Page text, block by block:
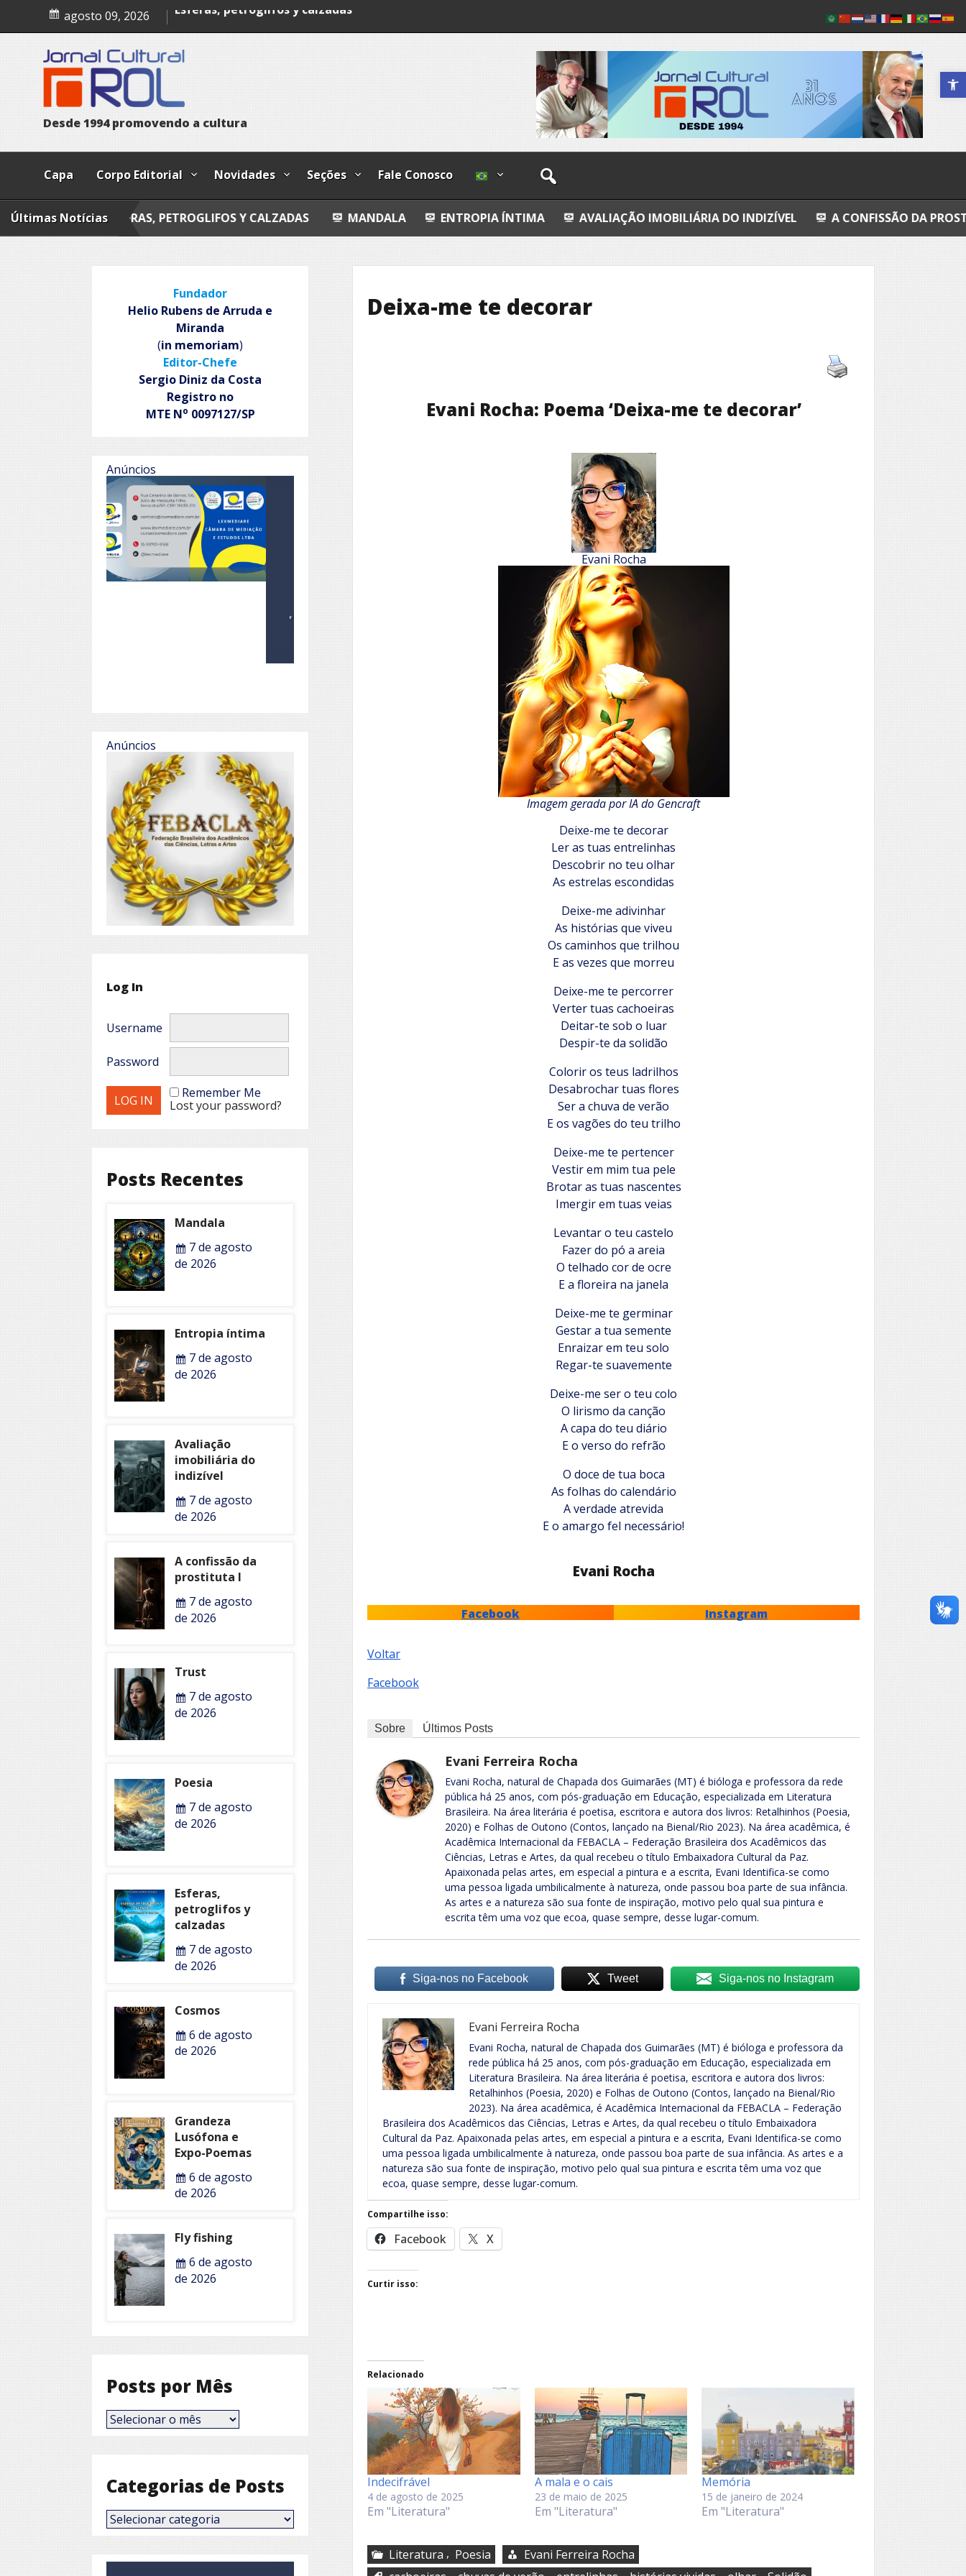
Abrir a
content
agosto 09, 2026
Desde1994 promovendo a cultura
Capa Corpo Editorial Novidades Seções Fale Conosco
Últimas Notícias
ESFERAS, PETROGLIFOS Y CALZADAS MANDALA ENTROPIA ÍNTIMA AVALIAÇÃO IMOBILIÁRIA DO INDIZÍVEL A CONFISSÃO DA PROSTITUTA I
Deixa-me te decorar
Evani Rocha: Poema ‘Deixa-me te decorar’
Evani Rocha
Imagem gerada por IA do Gencraft
Deixe-me te decorar
Ler as tuas entrelinhas
Descobrir no teu olhar
As estrelas escondidas
Deixe-me adivinhar
As histórias que viveu
Os caminhos que trilhou
E as vezes que morreu
Deixe-me te percorrer
Verter tuas cachoeiras
Deitar-te sob o luar
Despir-te da solidão
Colorir os teus ladrilhos
Desabrochar tuas flores
Ser a chuva de verão
E os vagões do teu trilho
Deixe-me te pertencer
Vestir em mim tua pele
Brotar as tuas nascentes
Imergir em tuas veias
Levantar o teu castelo
Fazer do pó a areia
O telhado cor de ocre
E a floreira na janela
Deixe-me te germinar
Gestar a tua semente
Enraizar em teu solo
Regar-te suavemente
Deixe-me ser o teu colo
O lirismo da canção
A capa do teu diário
E o verso do refrão
O doce de tua boca
As folhas do calendário
A verdade atrevida
E o amargo fel necessário!
Evani Rocha
Facebook Instagram
Voltar
Facebook
Sobre Últimos Posts
Evani Ferreira Rocha
Evani Rocha, natural de Chapada dos Guimarães (MT) é bióloga e professora da rede
pública há 25 anos, com pós-graduação em Educação, especializada em Literatura
Brasileira. Na área literária é poetisa, escritora e autora dos livros: Retalhinhos (Poesia,
2020) e Folhas de Outono (Contos, lançado na Bienal/Rio 2023). Na área acadêmica, é
Acadêmica Internacional da FEBACLA – Federação Brasileira dos Acadêmicos das
Ciências, Letras e Artes, da qual recebeu o título Embaixadora Cultural da Paz.
Apaixonada pelas artes, em especial a pintura e a escrita, Evani Identifica-se como
uma pessoa ligada umbilicalmente à natureza, onde passou boa parte de sua infância.
As artes e a natureza são sua fonte de inspiração, motivo pelo qual sua pintura e
escrita têm uma voz que ecoa, quase sempre, desse lugar-comum.
Siga-nos no Facebook Tweet Siga-nos no Instagram
Evani Ferreira Rocha
Evani Rocha, natural de Chapada dos Guimarães (MT) é bióloga e professora da
rede pública há 25 anos, com pós-graduação em Educação, especializada em
Literatura Brasileira. Na área literária é poetisa, escritora e autora dos livros:
Retalhinhos (Poesia, 2020) e Folhas de Outono (Contos, lançado na Bienal/Rio
2023). Na área acadêmica, é Acadêmica Internacional da FEBACLA – Federação
Brasileira dos Acadêmicos das Ciências, Letras e Artes, da qual recebeu o título Embaixadora
Cultural da Paz. Apaixonada pelas artes, em especial a pintura e a escrita, Evani Identifica-se como
uma pessoa ligada umbilicalmente à natureza, onde passou boa parte de sua infância. As artes e a
natureza são sua fonte de inspiração, motivo pelo qual sua pintura e escrita têm uma voz que
ecoa, quase sempre, desse lugar-comum.
Compartilhe isso:
Facebook X
Curtir isso:
Relacionado
Indecifrável
4 de agosto de 2025
Em "Literatura"
A mala e o cais
23 de maio de 2025
Em "Literatura"
Memória
15 de janeiro de 2024
Em "Literatura"
Literatura , Poesia
Evani Ferreira Rocha
Fundador
Helio Rubens de Arruda e
Miranda
(in memoriam)
Editor-Chefe
Sergio Diniz da Costa
Registro no
MTE No 0097127/SP
Anúncios
Anúncios
Log In
Username
Password
Remember Me
Lost your password?
Posts Recentes
Mandala
7 de agosto
de 2026
Entropia íntima
7 de agosto
de 2026
Avaliação
imobiliária do
indizível
7 de agosto
de 2026
A confissão da
prostituta I
7 de agosto
de 2026
Trust
7 de agosto
de 2026
Poesia
7 de agosto
de 2026
Esferas,
petroglifos y
calzadas
7 de agosto
de 2026
Cosmos
6 de agosto
de 2026
Grandeza
Lusófona e
Expo-Poemas
6 de agosto
de 2026
Fly fishing
6 de agosto
de 2026
Posts por Mês
Posts
por
Categorias de Posts
Categorias
de